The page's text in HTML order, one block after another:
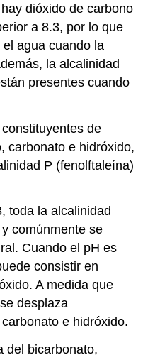
dióxido de carbono
a 8.3, por lo que
agua cuando la
la alcalinidad
presentes cuando
de
carbonato e hidróxido,
P (fenolftaleína)
toda la alcalinidad
comúnmente se
Cuando el pH es
consistir en
A medida que
desplaza
e hidróxido.
del bicarbonato,